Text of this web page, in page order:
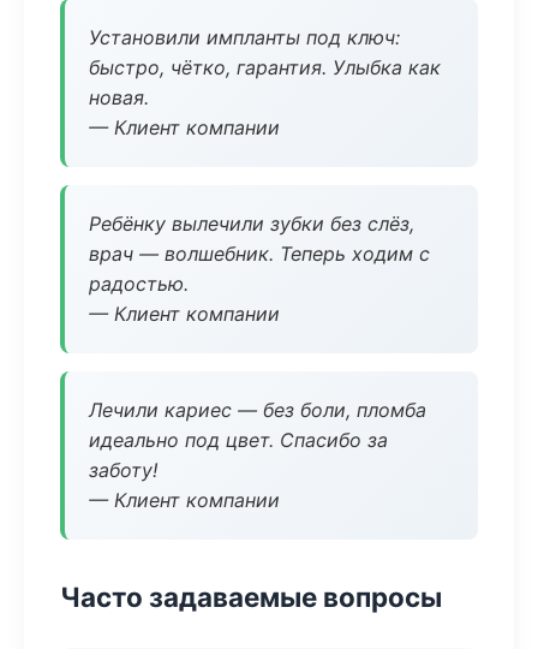
Установили импланты под ключ:
быстро, чётко, гарантия. Улыбка как
новая.
— Клиент компании
Ребёнку вылечили зубки без слёз,
врач — волшебник. Теперь ходим с
радостью.
— Клиент компании
Лечили кариес — без боли, пломба
идеально под цвет. Спасибо за
заботу!
— Клиент компании
Часто задаваемые вопросы